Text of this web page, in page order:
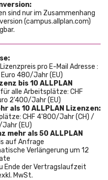
sind nur im Zusammenhang
(campus.allplan.com)
:
pro E-Mail Adresse :
480/Jahr (EU)
bis 10 ALLPLAN
alle Arbeitsplätze: CHF
2'400/Jahr (EU)
als 10 ALLPLAN Lizenzen:
CHF 4'800/Jahr (CH) /
(EU)
mehr als 50 ALLPLAN
auf Anfrage
Verlängerung um 12
Ende der Vertragslaufzeit
MwSt.